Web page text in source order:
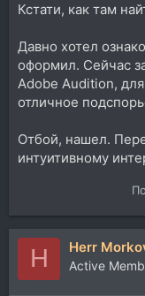
Кстати, как там
Давно хотел
оформил. Сейчас
Adobe Audition,
отличное
Отбой, нашел.
интуитивному
H Herr
Active